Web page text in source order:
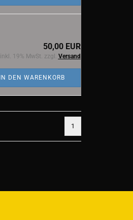
50,00 EUR
inkl. 19% MwSt. zzgl. Versand
IN DEN WARENKORB
1